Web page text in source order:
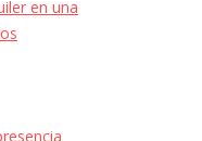
en una